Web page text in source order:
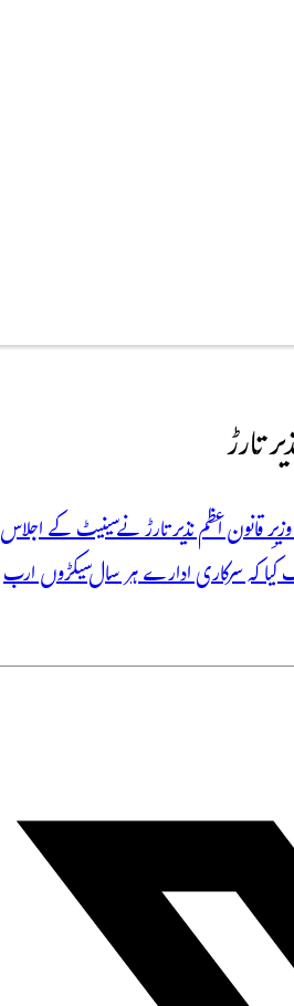
تارڑ
قانون اعظم نذیر تارڑ نے سینیٹ کے اجلاس
کیا کہ سرکاری ادارے ہر سال سیکڑوں ارب